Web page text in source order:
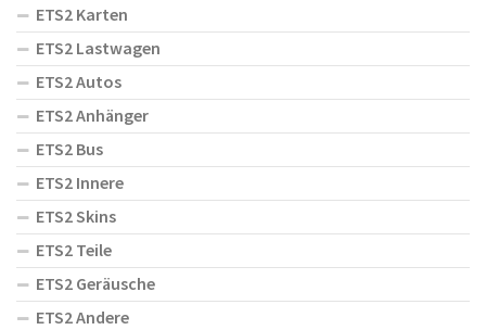
ETS2 Karten
ETS2 Lastwagen
ETS2 Autos
ETS2 Anhänger
ETS2 Bus
ETS2 Innere
ETS2 Skins
ETS2 Teile
ETS2 Geräusche
ETS2 Andere